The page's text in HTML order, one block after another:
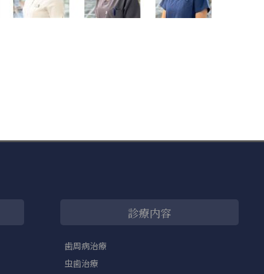
診療内容
歯周病治療
虫歯治療